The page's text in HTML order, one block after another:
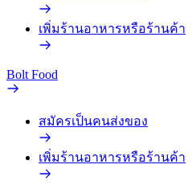
เพิ่มร้านอาหารหรือร้านค้า
Bolt Food
สมัครเป็นคนส่งของ
เพิ่มร้านอาหารหรือร้านค้า